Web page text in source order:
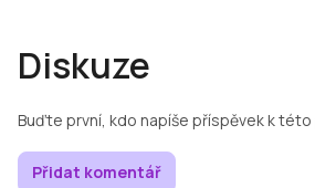
Diskuze
Buďte první, kdo napíše příspěvek k
Přidat komentář